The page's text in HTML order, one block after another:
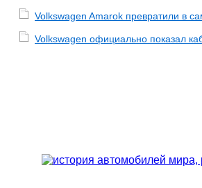
Volkswagen Amarok превратили в
Volkswagen официально показал